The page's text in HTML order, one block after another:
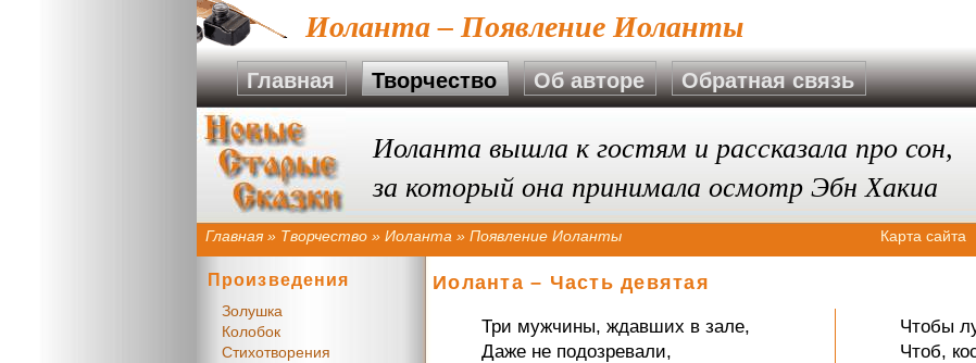
Иоланта – Появление Иоланты
Главная Творчество Об авторе Обратная связь
Иоланта вышла к гостям и рассказала про сон,
за который она принимала осмотр Эбн Хакиа
Главная » Творчество » Иоланта » Появление Иоланты Карта сайта
Иоланта – Часть девятая
Три мужчины, ждавших в зале,
Даже не подозревали,
Чтобы
Чтоб,
Произведения
Золушка
Колобок
Стихотворения